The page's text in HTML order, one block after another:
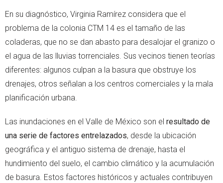
En su diagnóstico, Virginia Ramírez considera que el
problema de la colonia CTM 14 es el tamaño de las
coladeras, que no se dan abasto para desalojar el granizo o
el agua de las lluvias torrenciales. Sus vecinos tienen teorías
diferentes: algunos culpan a la basura que obstruye los
drenajes, otros señalan a los centros comerciales y la mala
planificación urbana.
Las inundaciones en el Valle de México son el resultado de
una serie de factores entrelazados, desde la ubicación
geográfica y el antiguo sistema de drenaje, hasta el
hundimiento del suelo, el cambio climático y la acumulación
de basura. Estos factores históricos y actuales contribuyen